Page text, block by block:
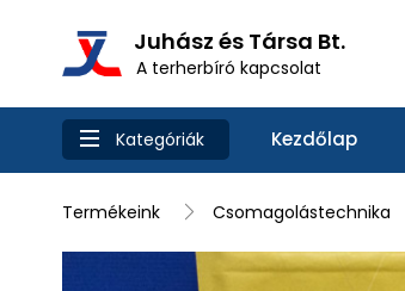
Juhász és Társa Bt.
A terherbíró kapcsolat
Kategóriák Kezdőlap
Termékeink Csomagolástechnika